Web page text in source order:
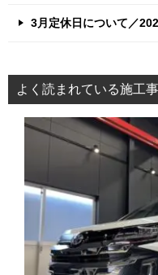
3月定休日について／
よく読まれている施工